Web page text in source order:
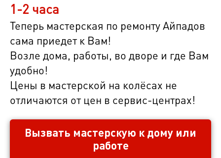
1-2 часа
Теперь мастерская по ремонту Айпадов
сама приедет к Вам!
Возле дома, работы, во дворе и где Вам
удобно!
Цены в мастерской на колёсах не
отличаются от цен в сервис-центрах!
Вызвать мастерскую к дому или
работе